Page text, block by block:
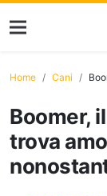
Home Cani
Boomer,
trova